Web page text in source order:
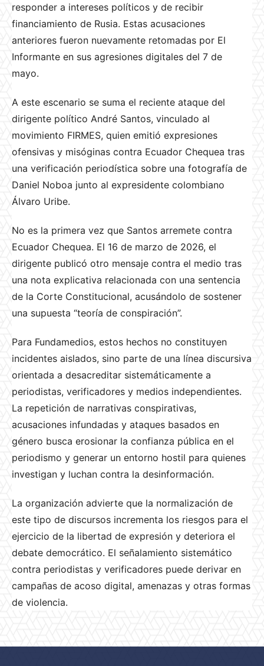
responder a intereses políticos y de recibir
financiamiento de Rusia. Estas acusaciones
anteriores fueron nuevamente retomadas por El
Informante en sus agresiones digitales del 7 de
mayo.
A este escenario se suma el reciente ataque del
dirigente político André Santos, vinculado al
movimiento FIRMES, quien emitió expresiones
ofensivas y misóginas contra Ecuador Chequea tras
una verificación periodística sobre una fotografía de
Daniel Noboa junto al expresidente colombiano
Álvaro Uribe.
No es la primera vez que Santos arremete contra
Ecuador Chequea. El 16 de marzo de 2026, el
dirigente publicó otro mensaje contra el medio tras
una nota explicativa relacionada con una sentencia
de la Corte Constitucional, acusándolo de sostener
una supuesta “teoría de conspiración”.
Para Fundamedios, estos hechos no constituyen
incidentes aislados, sino parte de una línea discursiva
orientada a desacreditar sistemáticamente a
periodistas, verificadores y medios independientes.
La repetición de narrativas conspirativas,
acusaciones infundadas y ataques basados en
género busca erosionar la confianza pública en el
periodismo y generar un entorno hostil para quienes
investigan y luchan contra la desinformación.
La organización advierte que la normalización de
este tipo de discursos incrementa los riesgos para el
ejercicio de la libertad de expresión y deteriora el
debate democrático. El señalamiento sistemático
contra periodistas y verificadores puede derivar en
campañas de acoso digital, amenazas y otras formas
de violencia.